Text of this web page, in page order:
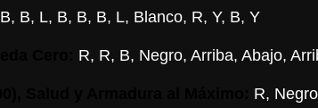
B, B, L, B, B, B, L, Blanco, R, Y, B, Y
R, R, B, Negro, Arriba, Abajo,
R,